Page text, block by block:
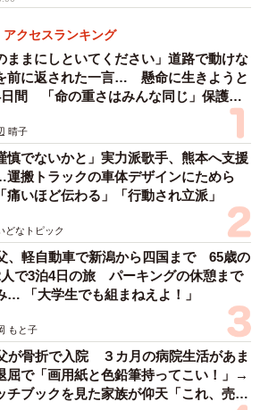
アクセスランキング
ままにしといてください」道路で動けな
前に返された一言… 懸命に生きようと
日間 「命の重さはみんな同じ」保護団
晴子
慎でないかと」実力派歌手、熊本へ支援
搬トラックの車体デザインにためら
いほど伝わる」「行動され立派」
どなトピック
、軽自動車で新潟から四国まで 65歳の
で3泊4日の旅 パーキングの休憩まで
… 「大学生でも組まねえよ！」
もと子
が骨折で入院 ３カ月の病院生活があま
屈で「画用紙と色鉛筆持ってこい！」→
チブックを見た家族が仰天「これ、売れ